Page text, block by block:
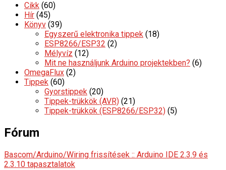
Cikk (60)
Hír (45)
Könyv (39)
Egyszerű elektronika tippek (18)
ESP8266/ESP32 (2)
Mélyvíz (12)
Mit ne használjunk Arduino projektekben? (6)
OmegaFlux (2)
Tippek (60)
Gyorstippek (20)
Tippek-trükkök (AVR) (21)
Tippek-trükkök (ESP8266/ESP32) (5)
Fórum
Bascom/Arduino/Wiring frissítések :: Arduino IDE 2.3.9 és
2.3.10 tapasztalatok